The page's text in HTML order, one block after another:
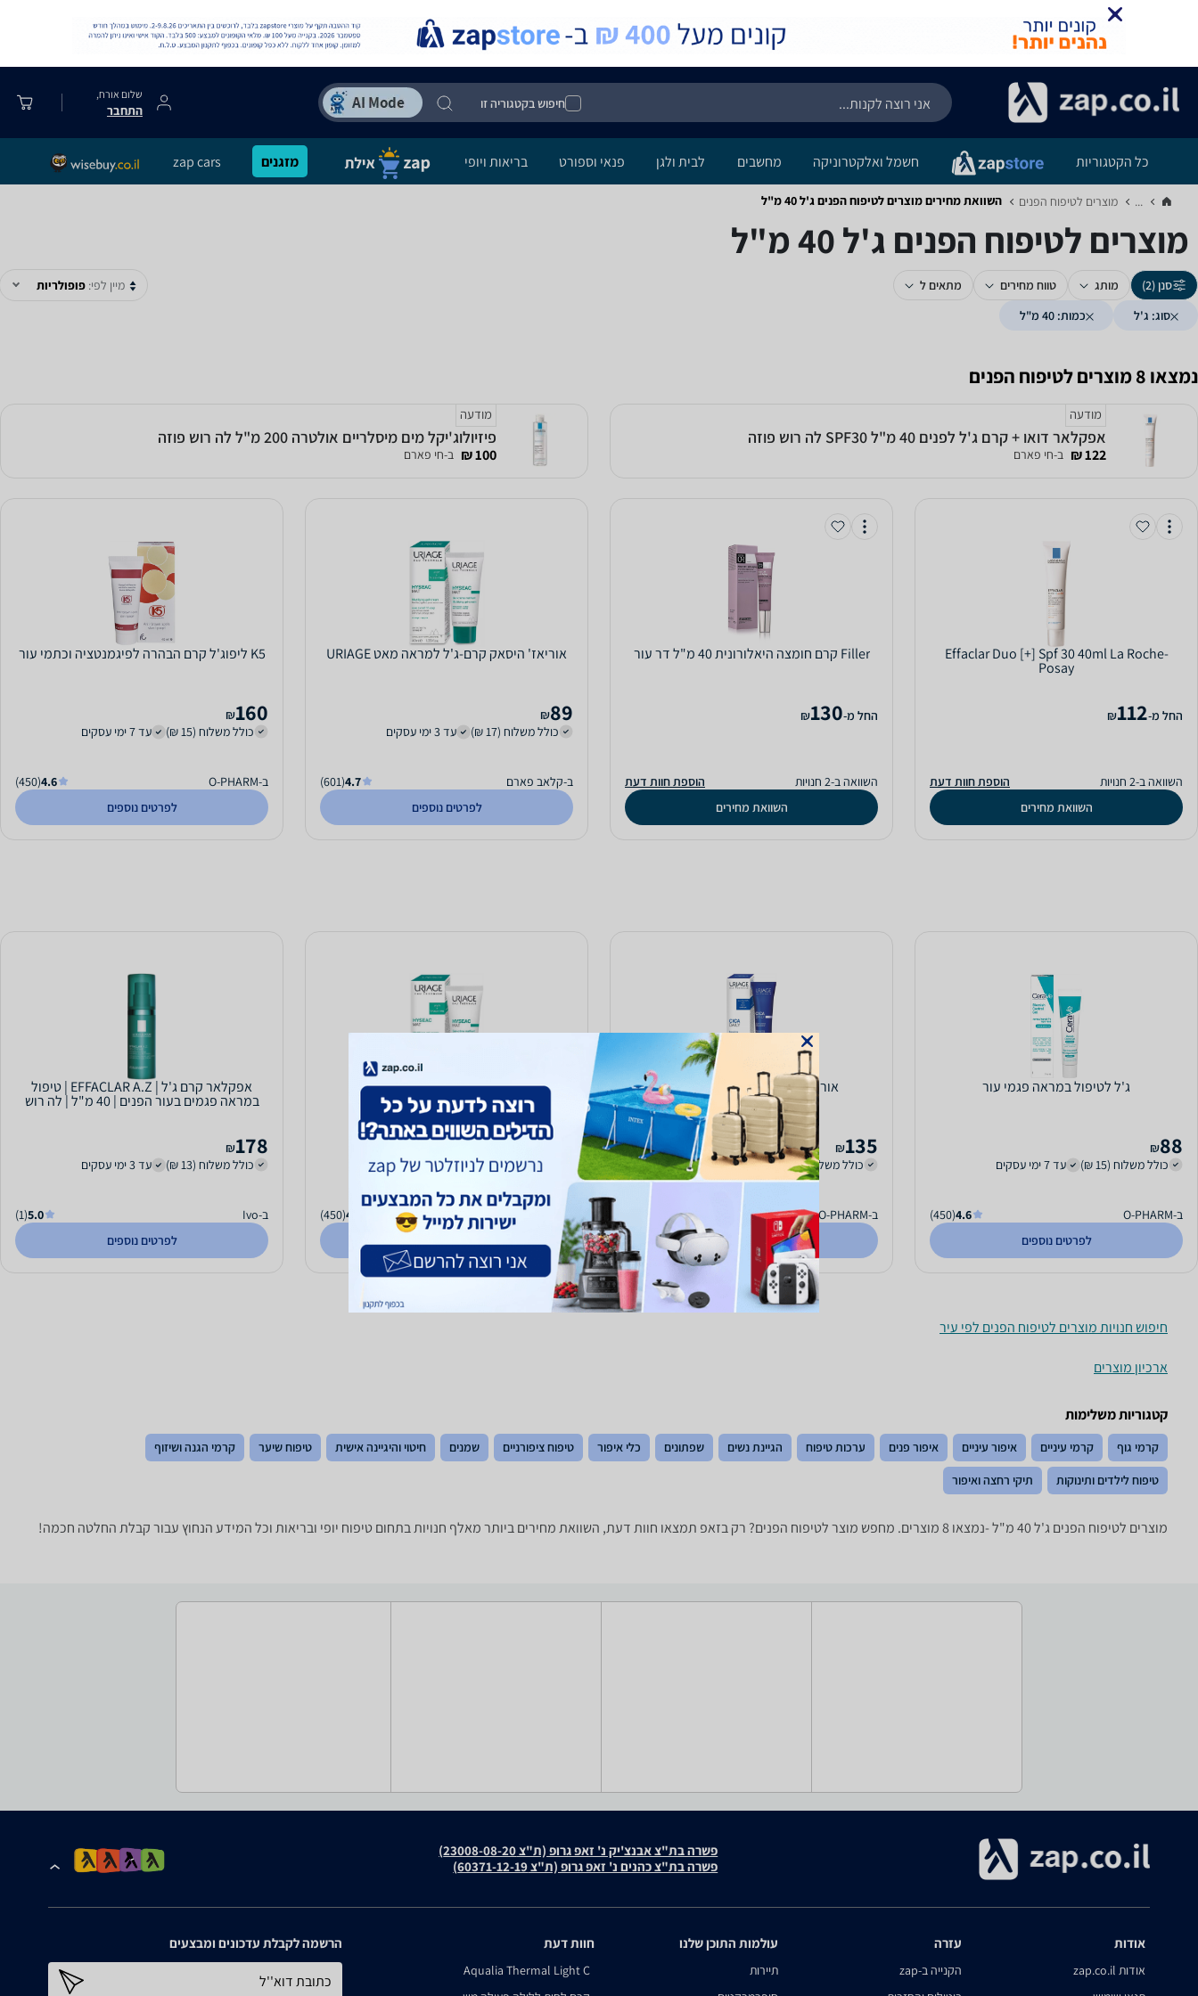
חיפוש בקטגוריה זו
שלום אורח,
התחבר
כל הקטגוריות חשמל ואלקטרוניקה מחשבים לבית ולגן פנאי וספורט בריאות ויופי מזגנים zap cars
... מוצרים לטיפוח הפנים‏ השוואת מחירים מוצרים לטיפוח הפנים ‏ג'ל ‏40 ‏מ"ל
מוצרים לטיפוח הפנים ‏ג'ל ‏40 ‏מ"ל
סנן (2) מותג טווח מחירים
מתאים ל
סוג: ג'ל
כמות: 40 מ"ל
מיין לפי: פופולריות
נמצאו 8 מוצרים לטיפוח הפנים
מודעה
אפקלאר דואו + קרם ג'ל לפנים 40 מ"ל SPF30 לה רוש פוזה
122 ₪ ב-חי פארם
מודעה
פיזיולוג'יקל מים מיסלריים אולטרה 200 מ"ל לה רוש פוזה
100 ₪ ב-חי פארם
Effaclar Duo [+] Spf 30 40ml La Roche-
Posay
‫החל מ-112
₪
השוואה ב-2 חנויות
הוספת חוות דעת
השוואת מחירים
Filler קרם חומצה היאלורונית 40 מ"ל ‏דר עור
‫החל מ-130
₪
השוואה ב-2 חנויות
הוספת חוות דעת
השוואת מחירים
אוריאז' היסאק קרם-ג'ל למראה מאט URIAGE
89
₪
כולל משלוח (17 ₪)
עד 3 ימי עסקים
ב-קלאב פארם 4.7
(601)
לפרטים נוספים
K5 ליפוג'ל קרם הבהרה לפיגמנטציה וכתמי עור
160
₪
כולל משלוח (15 ₪)
עד 7 ימי עסקים
ב-O-PHARM 4.6
(450)
לפרטים נוספים
ג'ל לטיפול במראה פגמי עור
88
₪
כולל משלוח (15 ₪)
עד 7 ימי עסקים
ב-O-PHARM 4.6
(450)
לפרטים נוספים
אוריאז' סיקה דיילי ג'ל קרם מתקן
135
₪
כולל משלוח (15 ₪)
עד 7 ימי עסקים
ב-O-PHARM
לפרטים נוספים
אוריאז' היסאק קרם ג'ל למראה מאט
100
כולל משלוח (15 ₪)
עד 7 ימי עסקים
ב-O-PHARM 4.6
(450)
לפרטים נוספים
אפקלאר קרם ג'ל | EFFACLAR A.Z | טיפול
במראה פגמים בעור הפנים | 40 מ"ל | לה רוש
178
₪
כולל משלוח (13 ₪)
עד 3 ימי עסקים
ב-Ivo 5.0
(1)
לפרטים נוספים
חיפוש חנויות מוצרים לטיפוח הפנים לפי עיר
ארכיון מוצרים
קטגוריות משלימות
קרמי גוף קרמי עיניים איפור עיניים איפור פנים ערכות טיפוח הגיינת נשים שפתונים כלי איפור טיפוח ציפורניים שמנים חיטוי והיגיינה אישית טיפוח שיער קרמי הגנה ושיזוף
טיפוח לילדים ותינוקות תיקי רחצה ואיפור
מוצרים לטיפוח הפנים ‏ג'ל ‏40 ‏מ"ל -נמצאו 8 מוצרים. מחפש מוצר לטיפוח הפנים? רק בזאפ תמצאו חוות דעת, השוואת מחירים ביותר מאלף חנויות בתחום טיפוח יופי ובריאות וכל המידע הנחוץ עבור קבלת החלטה חכמה!
פשרה בת"צ אבנצ'יק נ' זאפ גרופ (ת"צ 23008-08-20)
פשרה בת"צ כהנים נ' זאפ גרופ (ת"צ 60371-12-19)
אודות
אודות zap.co.il
עזרה
הקנייה ב-zap
עולמות התוכן שלנו
תיירות
חוות דעת
Aqualia Thermal Light C
הרשמה לקבלת עדכונים ומבצעים
כתובת דוא''ל